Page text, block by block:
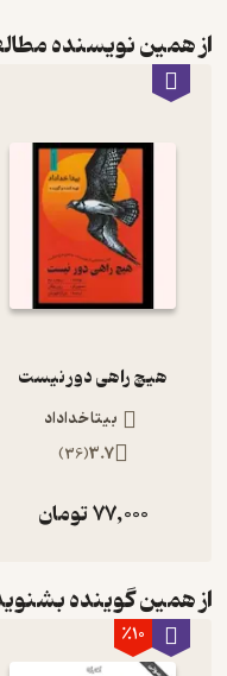
از همین نویسنده
هیچ راهی دور نیست
بیتا خداداد
3.7
(
36
)
77,000تومان
از همین گوینده
٪10